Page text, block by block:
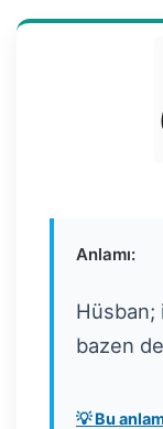
Anlamı:
Hüsban;
bazen
💡 Bu